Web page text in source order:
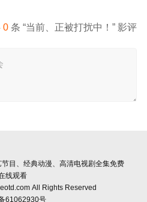
0 条 “当前、正被打扰中！” 影评
目、经典动漫、高清电视剧全集免费
线观看
All Rights Reserved
61062930号